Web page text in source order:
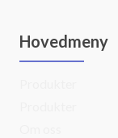
Hovedmeny